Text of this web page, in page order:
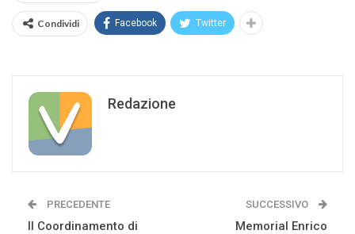
Condividi Facebook Twitter
Redazione
PRECEDENTE
Il Coordinamento di
SUCCESSIVO
Memorial Enrico